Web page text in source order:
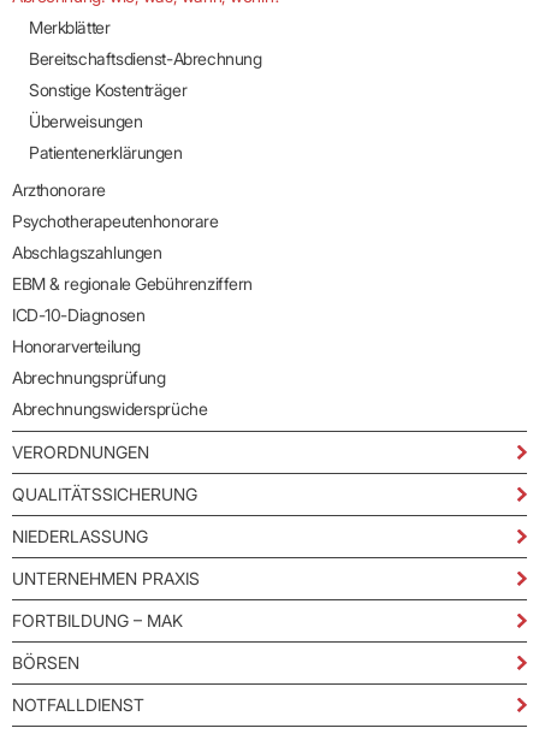
Merkblätter
Bereitschaftsdienst-Abrechnung
Sonstige Kostenträger
Überweisungen
Patientenerklärungen
Arzthonorare
Psychotherapeutenhonorare
Abschlagszahlungen
EBM & regionale Gebührenziffern
ICD-10-Diagnosen
Honorarverteilung
Abrechnungsprüfung
Abrechnungswidersprüche
VERORDNUNGEN
QUALITÄTSSICHERUNG
NIEDERLASSUNG
UNTERNEHMEN PRAXIS
FORTBILDUNG – MAK
BÖRSEN
NOTFALLDIENST